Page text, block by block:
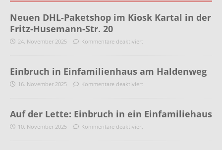
Neuen DHL-Paketshop im Kiosk Kartal in der
Fritz-Husemann-Str. 20
24. November 2025 Kommentare deaktiviert
Einbruch in Einfamilienhaus am Haldenweg
16. November 2025 Kommentare deaktiviert
Auf der Lette: Einbruch in ein Einfamiliehaus
10. November 2025 Kommentare deaktiviert